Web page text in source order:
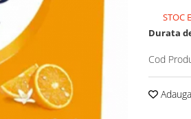
STOC
Durata
Cod